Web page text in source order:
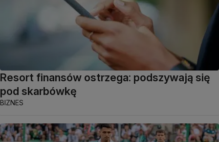
Resort finansów ostrzega: podszywają się
pod skarbówkę
BIZNES